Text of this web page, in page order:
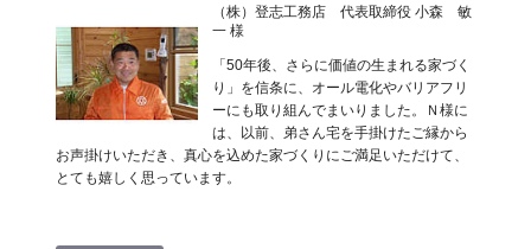
（株）登志工務店 代表取締役 小森 敏
一 様
「50年後、さらに価値の生まれる家づく
り」を信条に、オール電化やバリアフリ
ーにも取り組んでまいりました。Ｎ様に
は、以前、弟さん宅を手掛けたご縁から
お声掛けいただき、真心を込めた家づくりにご満足いただけて、
とても嬉しく思っています。